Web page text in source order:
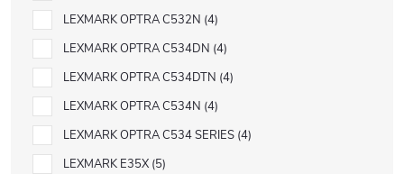
LEXMARK OPTRA C532N 4
LEXMARK OPTRA C534DN 4
LEXMARK OPTRA C534DTN 4
LEXMARK OPTRA C534N 4
LEXMARK OPTRA C534 SERIES 4
LEXMARK E35X 5